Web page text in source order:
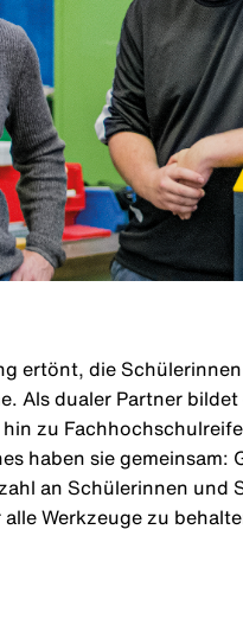
ertönt, die
Als dualer Partner
zu
haben sie
an Schülerinnen und
Werkzeuge zu